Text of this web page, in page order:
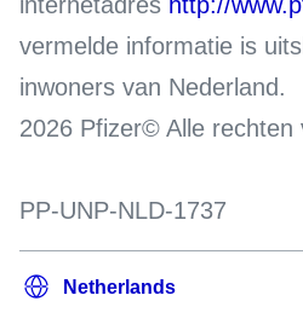
vermelde informatie is
inwoners van Nederland.
2026 Pfizer© Alle rechten
PP-UNP-NLD-1737